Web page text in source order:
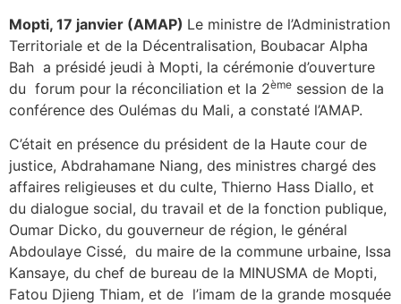
Mopti, 17 janvier (AMAP) Le ministre de l’Administration
Territoriale et de la Décentralisation, Boubacar Alpha
Bah a présidé jeudi à Mopti, la cérémonie d’ouverture
du forum pour la réconciliation et la 2ème session de la
conférence des Oulémas du Mali, a constaté l’AMAP.
C’était en présence du président de la Haute cour de
justice, Abdrahamane Niang, des ministres chargé des
affaires religieuses et du culte, Thierno Hass Diallo, et
du dialogue social, du travail et de la fonction publique,
Oumar Dicko, du gouverneur de région, le général
Abdoulaye Cissé, du maire de la commune urbaine, Issa
Kansaye, du chef de bureau de la MINUSMA de Mopti,
Fatou Djieng Thiam, et de l’imam de la grande mosquée